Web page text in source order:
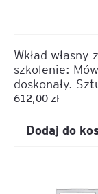
Wkład własny
szkolenie:
doskonały.
wystąpień
publicznych
612,00 zł
Dodaj do